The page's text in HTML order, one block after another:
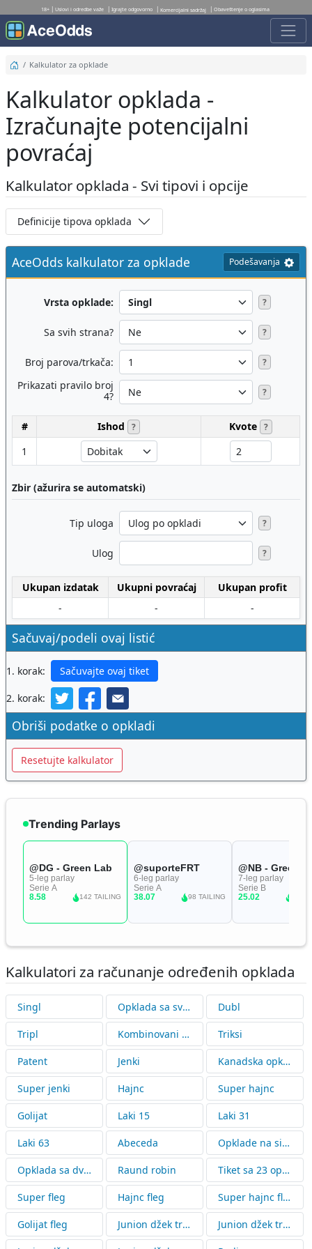
18+ Uslovi i odredbe važe Igrajte odgovorno Komercijalni sadržaj Obaveštenje o oglasima
Kalkulator za opklade
Kalkulator opklada -
Izračunajte potencijalni
povraćaj
Kalkulator opklada - Svi tipovi i opcije
Definicije tipova opklada
AceOdds kalkulator za opklade Podešavanja
Vrsta opklade: ?
Sa svih strana? ?
Broj parova/trkača: ?
Prikazati pravilo broj
4?
?
# Ishod ? Kvote ?
1
Zbir (ažurira se automatski)
Tip uloga ?
Ulog ?
Ukupan izdatak Ukupni povraćaj
Ukupan profit
-
- -
Sačuvaj/podeli ovaj listić
1. korak: Sačuvajte ovaj tiket
2. korak:
Obriši podatke o opkladi
Resetujte kalkulator
Kalkulatori za računanje određenih opklada
Singl Opklada sa svih strana Dubl
Tripl Kombinovani tiket Triksi
Patent Jenki Kanadska opklada
Super jenki Hajnc Super hajnc
Golijat Laki 15 Laki 31
Laki 63 Abeceda Opklade na singlove sa ulogom koji prelazi s jednog singla na drugi
Opklada sa dvostrukim ulogom Raund robin Tiket sa 23 opklade (fleg)
Super fleg Hajnc fleg Super hajnc fleg
Golijat fleg Junion džek tripl Junion džek triksi